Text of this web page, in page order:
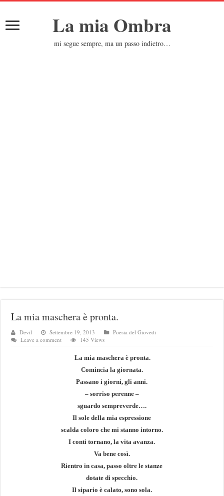
La mia Ombra
mi segue sempre, ma un passo indietro…
La mia maschera è pronta.
Devil Settembre 19, 2013
Poesia del Giovedi
Leave a comment
145 Views
La mia maschera è pronta.
Comincia la giornata.
Passano i giorni, gli anni.
– sorriso perenne –
sguardo sempreverde….
Il sole della mia espressione
scalda coloro che mi stanno intorno.
I conti tornano, la vita avanza.
Va bene così.
Rientro in casa, passo oltre le stanze
dotate di specchio.
Il sipario è calato, sono sola.